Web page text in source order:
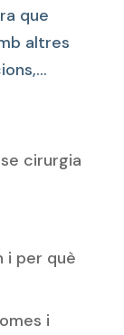
que
altres
cirurgia
i per què
i